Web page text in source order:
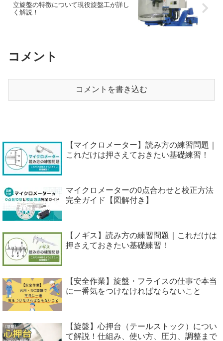
立旋盤の特徴について現役旋盤工が詳し
く解説！
コメント
コメントを書き込む
【マイクロメーター】読み方の練習問題｜
これだけは押さえておきたい基礎練習！
マイクロメーターの0点合わせと校正方法
完全ガイド【図解付き】
【ノギス】読み方の練習問題｜これだけは
押さえておきたい基礎練習！
【安全作業】旋盤・フライスの仕事で本当
に一番気をつけなければならないこと
【旋盤】心押台（テールストック）につい
て解説！仕組み、使い方、圧力、調整まで